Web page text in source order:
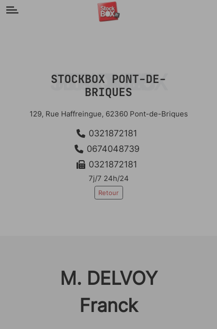
Panneau de gestion des cookies
STOCKBOX PONT-DE-BRIQUES
STOCKBOX PONT-DE-
BRIQUES
129, Rue Haffreingue, 62360 Pont-de-Briques
0321872181
0674048739
0321872181
7j/7 24h/24
Retour
M. DELVOY
Franck